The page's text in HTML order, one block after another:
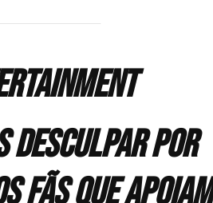
desculpar por
fãs que apoiam